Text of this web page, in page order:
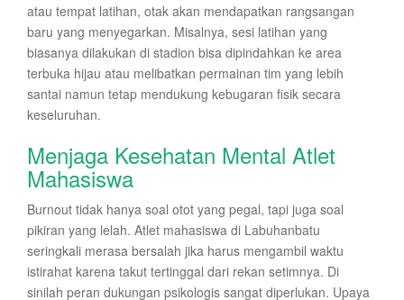
atau tempat latihan, otak akan mendapatkan rangsangan
baru yang menyegarkan. Misalnya, sesi latihan yang
biasanya dilakukan di stadion bisa dipindahkan ke area
terbuka hijau atau melibatkan permainan tim yang lebih
santai namun tetap mendukung kebugaran fisik secara
keseluruhan.
Menjaga Kesehatan Mental Atlet
Mahasiswa
Burnout tidak hanya soal otot yang pegal, tapi juga soal
pikiran yang lelah. Atlet mahasiswa di Labuhanbatu
seringkali merasa bersalah jika harus mengambil waktu
istirahat karena takut tertinggal dari rekan setimnya. Di
sinilah peran dukungan psikologis sangat diperlukan. Upaya